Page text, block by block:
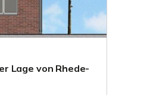
Lage von Rhede-